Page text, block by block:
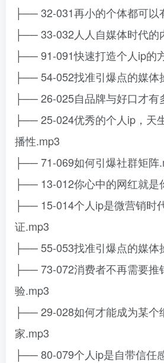
├── 32-031再小的个体都可以
├── 33-032人人自媒体时代的
├── 91-091快速打造个人ip的
├── 54-052找准引爆点的媒体
├── 26-025自品牌与好口才有
├── 25-024优秀的个人ip，天
播性.mp3
├── 71-069如何引爆社群矩阵
├── 13-012你心中的网红就是
├── 15-014个人ip是微营销时
证.mp3
├── 55-053找准引爆点的媒体
├── 73-072消费者不再需要推
验.mp3
├── 29-028如何才能成为某个
家.mp3
├── 80-079个人ip是自带信任